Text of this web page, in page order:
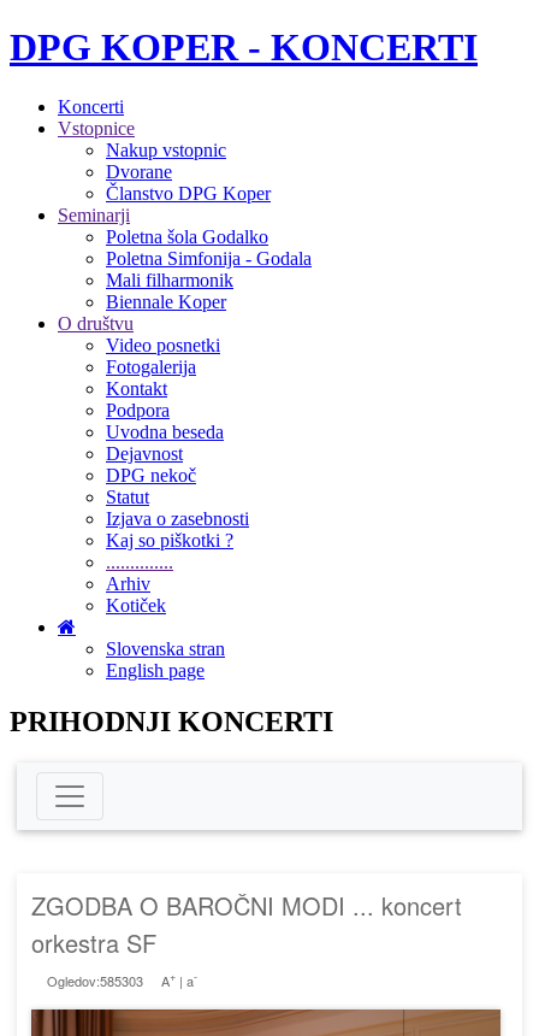
DPG KOPER - KONCERTI
Koncerti
Vstopnice
Nakup vstopnic
Dvorane
Članstvo DPG Koper
Seminarji
Poletna šola Godalko
Poletna Simfonija - Godala
Mali filharmonik
Biennale Koper
O društvu
Video posnetki
Fotogalerija
Kontakt
Podpora
Uvodna beseda
Dejavnost
DPG nekoč
Statut
Izjava o zasebnosti
Kaj so piškotki ?
..............
Arhiv
Kotiček
Slovenska stran
English page
PRIHODNJI KONCERTI
ZGODBA O BAROČNI MODI ... koncert
orkestra SF
Ogledov:585303 A+| a-